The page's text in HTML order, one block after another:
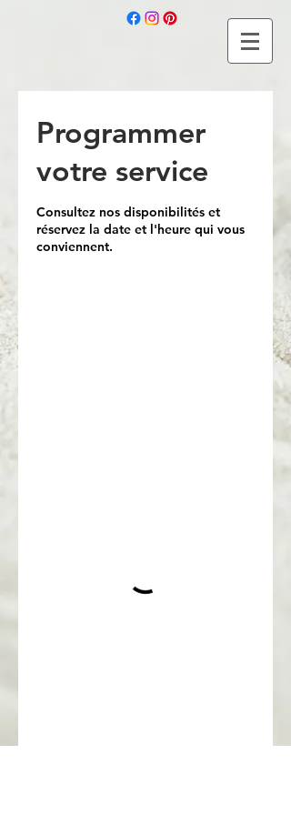
Programmer
votre service
Consultez nos disponibilités et
réservez la date et l'heure qui vous
conviennent.